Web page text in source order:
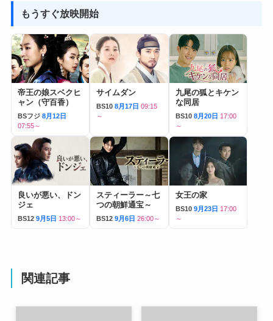
もうすぐ放映開始
帝王の娘スベクヒ
ャン（守百香）
BSフジ 8月12日
07:55～
サイムダン
BS10 8月17日 09:15
～
九尾の狐とキケン
な同居
BS10 8月20日 17:00
～
良いが悪い、ドン
ジェ
BS12 9月5日 13:00～
スティーラー～七
つの朝鮮通宝～
BS12 9月6日 26:00～
女王の家
BS10 9月23日 17:00
～
関連記事